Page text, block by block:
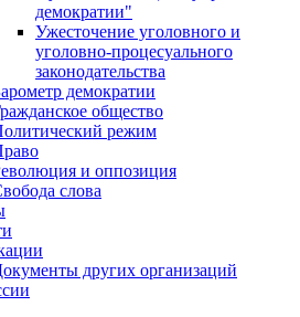
демократии"
Ужесточение уголовного и
уголовно-процесуального
законодательства
демократии
общество
режим
и оппозиция
слова
других организаций